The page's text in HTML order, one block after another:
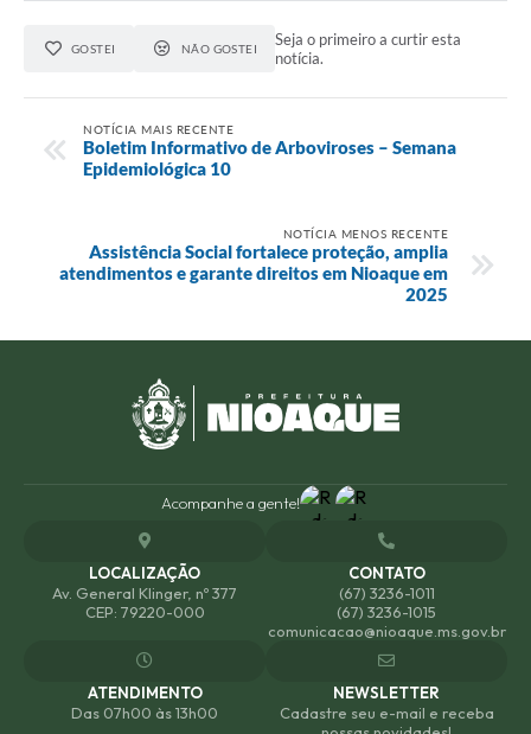
GOSTEI NÃO GOSTEI
Seja o primeiro a curtir esta
notícia.
NOTÍCIA MAIS RECENTE
Boletim Informativo de Arboviroses – Semana
Epidemiológica 10
NOTÍCIA MENOS RECENTE
Assistência Social fortalece proteção, amplia
atendimentos e garante direitos em Nioaque em
2025
Acompanhe a gente!
LOCALIZAÇÃO
Av. General Klinger, nº 377
CEP: 79220-000
CONTATO
(67) 3236-1011
(67) 3236-1015
comunicacao@nioaque.ms.gov.br
ATENDIMENTO
Das 07h00 às 13h00
NEWSLETTER
Cadastre seu e-mail e receba